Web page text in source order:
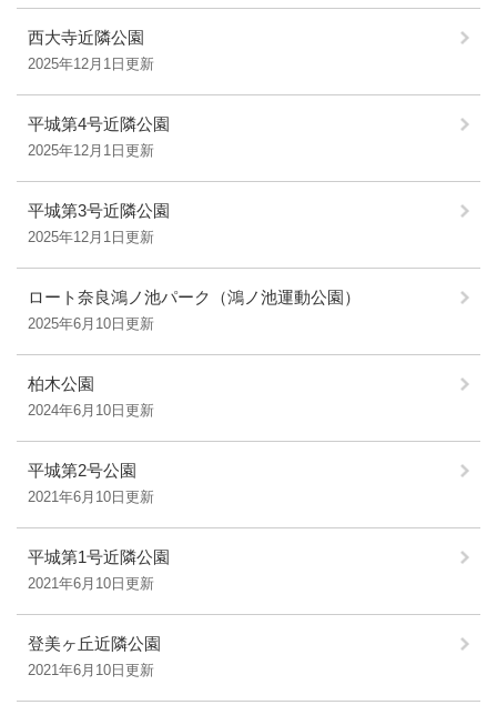
西大寺近隣公園
2025年12月1日更新
平城第4号近隣公園
2025年12月1日更新
平城第3号近隣公園
2025年12月1日更新
ロート奈良鴻ノ池パーク（鴻ノ池運動公園）
2025年6月10日更新
柏木公園
2024年6月10日更新
平城第2号公園
2021年6月10日更新
平城第1号近隣公園
2021年6月10日更新
登美ヶ丘近隣公園
2021年6月10日更新